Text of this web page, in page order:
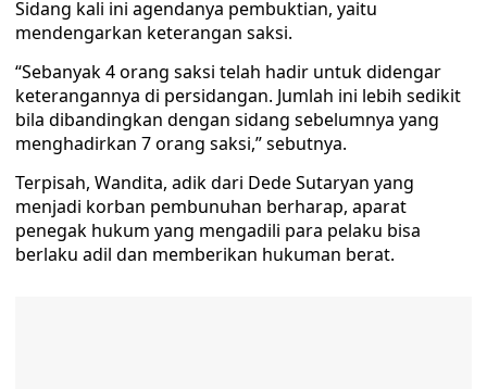
Sidang kali ini agendanya pembuktian, yaitu
mendengarkan keterangan saksi.
“Sebanyak 4 orang saksi telah hadir untuk didengar
keterangannya di persidangan. Jumlah ini lebih sedikit
bila dibandingkan dengan sidang sebelumnya yang
menghadirkan 7 orang saksi,” sebutnya.
Terpisah, Wandita, adik dari Dede Sutaryan yang
menjadi korban pembunuhan berharap, aparat
penegak hukum yang mengadili para pelaku bisa
berlaku adil dan memberikan hukuman berat.